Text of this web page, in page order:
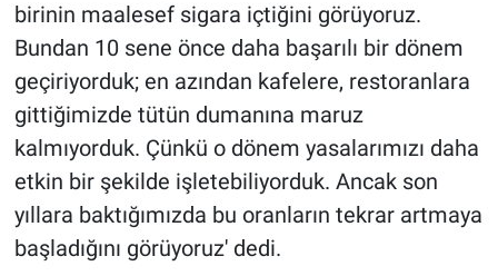
birinin maalesef sigara içtiğini görüyoruz.
Bundan 10 sene önce daha başarılı bir dönem
geçiriyorduk; en azından kafelere, restoranlara
gittiğimizde tütün dumanına maruz
kalmıyorduk. Çünkü o dönem yasalarımızı daha
etkin bir şekilde işletebiliyorduk. Ancak son
yıllara baktığımızda bu oranların tekrar artmaya
başladığını görüyoruz' dedi.